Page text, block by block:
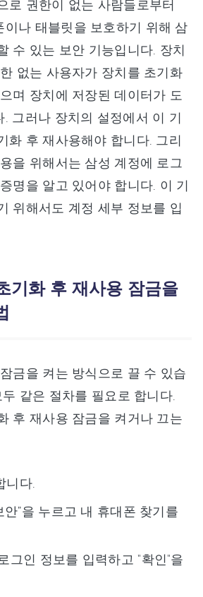
로 권한이 없는 사람들로부터
이나 태블릿을 보호하기 위해 삼
수 있는 보안 기능입니다. 장치
없는 사용자가 장치를 초기화
며 장치에 저장된 데이터가 도
. 그러나 장치의 설정에서 이 기
화 후 재사용해야 합니다. 그리
을 위해서는 삼성 계정에 로그
명을 알고 있어야 합니다. 이 기
위해서도 계정 세부 정보를 입
기화 후 재사용 잠금을
금을 켜는 방식으로 끌 수 있습
같은 절차를 필요로 합니다.
후 재사용 잠금을 켜거나 끄는
니다.
안”을 누르고 내 휴대폰 찾기를
그인 정보를 입력하고 "확인"을